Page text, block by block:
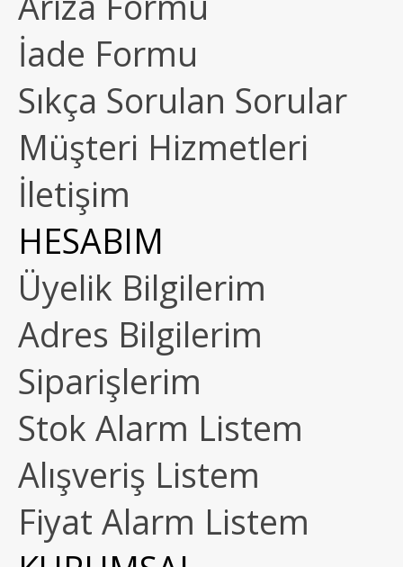
İade Formu
Sıkça Sorulan Sorular
Müşteri Hizmetleri
İletişim
HESABIM
Üyelik Bilgilerim
Adres Bilgilerim
Siparişlerim
Stok Alarm Listem
Alışveriş Listem
Fiyat Alarm Listem